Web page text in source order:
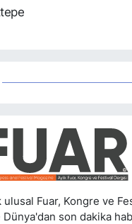
Fuar, Kongre ve
son dakika